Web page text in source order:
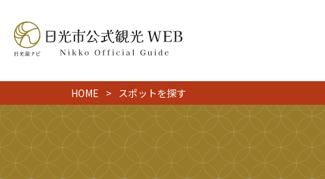
HOME スポットを探す